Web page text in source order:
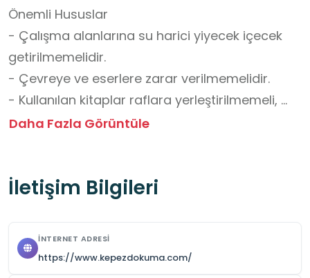
Önemli Hususlar
- Çalışma alanlarına su harici yiyecek içecek
getirilmemelidir.
- Çevreye ve eserlere zarar verilmemelidir.
- Kullanılan kitaplar raflara yerleştirilmemeli,
masalarda bırakılmalıdır.
kapasitesine sahiptir.
rahatsız edecek davranışlardan kaçınılmalıdır.
Daha Fazla Görüntüle
İletişim Bilgileri
İNTERNET ADRESI
https://www.kepezdokuma.com/